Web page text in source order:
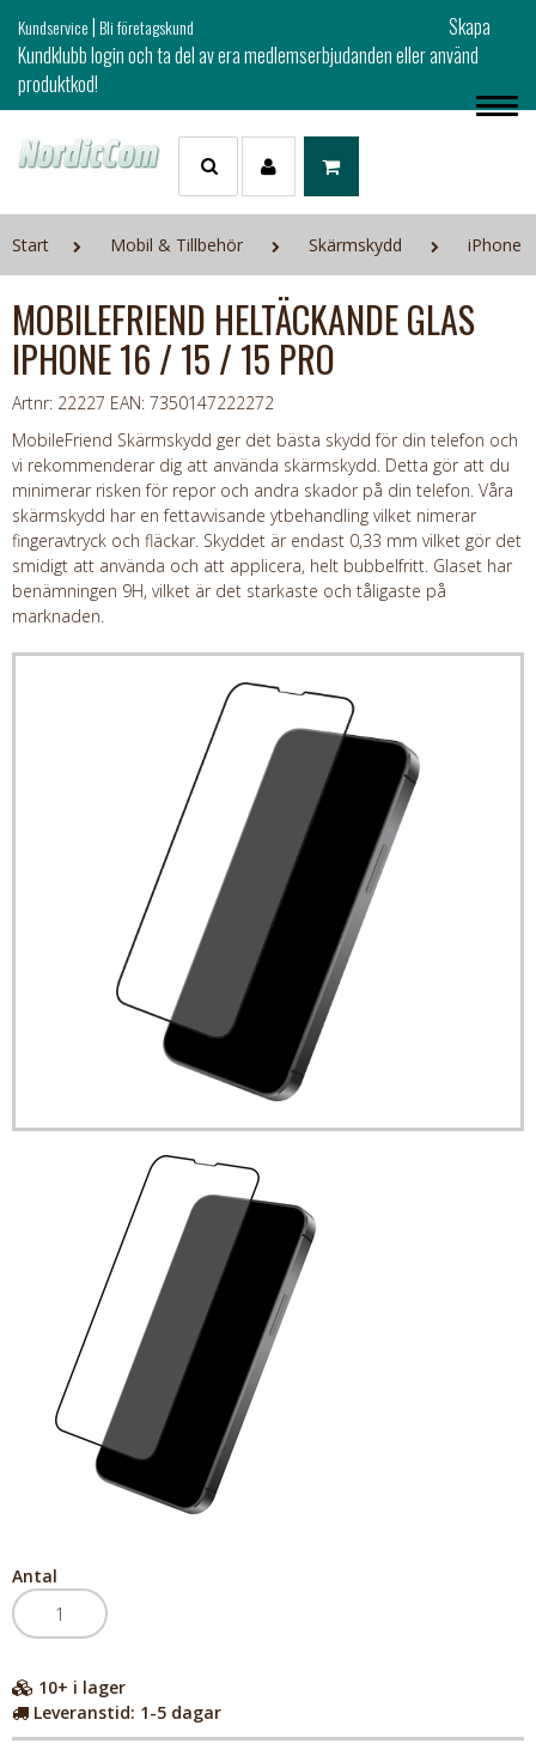
Kundservice|Bli företagskund
Skapa
Kundklubb login och ta del av era medlemserbjudanden eller använd
produktkod!
Start Mobil & Tillbehör Skärmskydd iPhone
MOBILEFRIEND HELTÄCKANDE GLAS
IPHONE 16 / 15 / 15 PRO
Artnr: 22227 EAN: 7350147222272
MobileFriend Skärmskydd ger det bästa skydd för din telefon och
vi rekommenderar dig att använda skärmskydd. Detta gör att du
minimerar risken för repor och andra skador på din telefon. Våra
skärmskydd har en fettavvisande ytbehandling vilket nimerar
fingeravtryck och fläckar. Skyddet är endast 0,33 mm vilket gör det
smidigt att använda och att applicera, helt bubbelfritt. Glaset har
benämningen 9H, vilket är det starkaste och tåligaste på
marknaden.
Antal
10+ i lager
Leveranstid: 1-5 dagar